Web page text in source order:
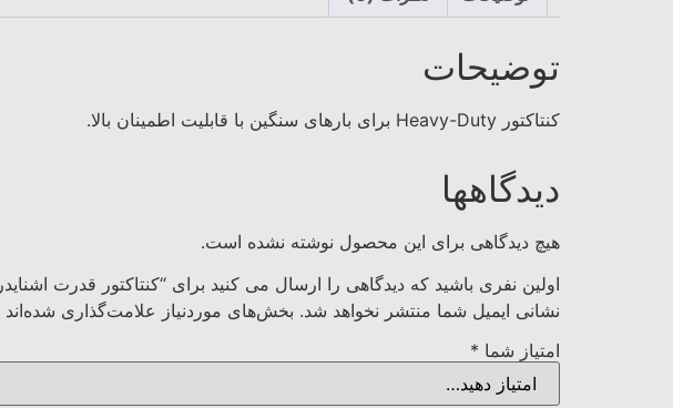
توضیحات
کنتاکتور Heavy-Duty برای بارهای سنگین با قابلیت اطمینان بالا.
دیدگاهها
هیچ دیدگاهی برای این محصول نوشته نشده است.
اولین نفری باشید که دیدگاهی را ارسال می کنید برای “کنتاکتور قدرت اشنایدر TeSys F مدل LC1F500 M7”
نشانی ایمیل شما منتشر نخواهد شد. بخش‌های موردنیاز علامت‌گذاری شده‌اند
امتیاز شما *